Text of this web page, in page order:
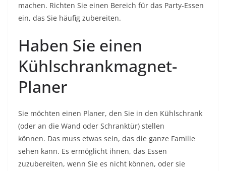
machen. Richten Sie einen Bereich für das Party-Essen
ein, das Sie häufig zubereiten.
Haben Sie einen
Kühlschrankmagnet-
Planer
Sie möchten einen Planer, den Sie in den Kühlschrank
(oder an die Wand oder Schranktür) stellen
können. Das muss etwas sein, das die ganze Familie
sehen kann. Es ermöglicht ihnen, das Essen
zuzubereiten, wenn Sie es nicht können, oder sie